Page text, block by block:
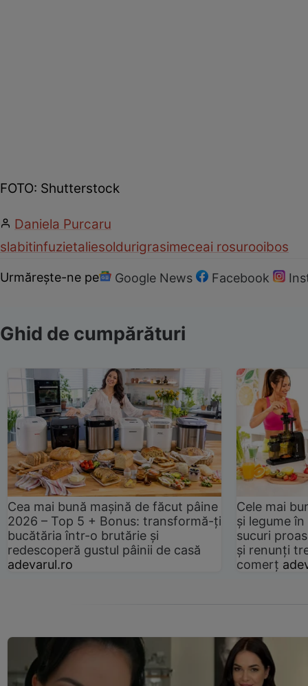
FOTO: Shutterstock
Daniela Purcaru
slabitinfuzietaliesoldurigrasimeceai rosurooibos
Urmărește-ne pe Google News Facebook
Ghid de cumpărături
Cea mai bună mașină de făcut pâine
2026 – Top 5 + Bonus: transformă-ți
bucătăria într-o brutărie și
redescoperă gustul pâinii de casă
adevarul.ro
Cele mai
și legume
sucuri
și renunți
comerț